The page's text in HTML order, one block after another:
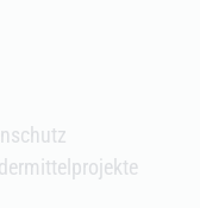
Link) Link)
externen Link)
externen Link)